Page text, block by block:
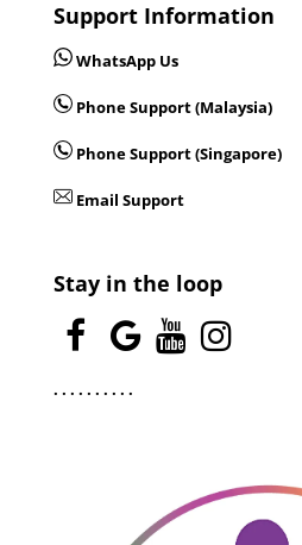
Support Information
WhatsApp Us
Phone Support (Malaysia)
Phone Support (Singapore)
Email Support
Stay in the loop
. . . . . . . . . .